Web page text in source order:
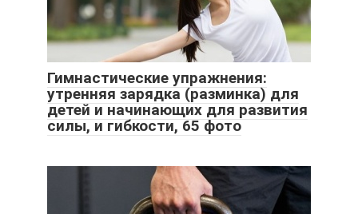
Гимнастические упражнения:
утренняя зарядка (разминка) для
детей и начинающих для развития
силы, и гибкости, 65 фото